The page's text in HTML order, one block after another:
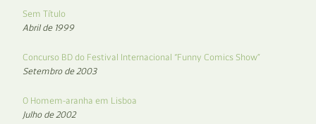
Sem Título
Abril de 1999
Concurso BD do Festival Internacional “Funny Comics Show”
Setembro de 2003
O Homem-aranha em Lisboa
Julho de 2002